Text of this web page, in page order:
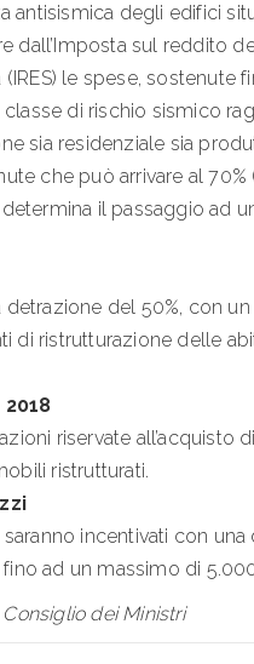
antisismica degli edifici
sul reddito
le spese, sostenute
di rischio sismico
sia residenziale sia
che può arrivare al
il passaggio ad
detrazione del 50%, con
di ristrutturazione delle
riservate
ristrutturati.
incentivati con
ad un massimo di
dei Ministri